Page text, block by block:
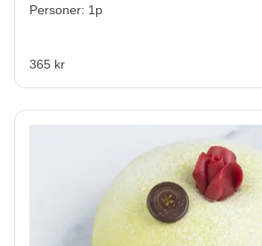
Personer: 1p
365 kr